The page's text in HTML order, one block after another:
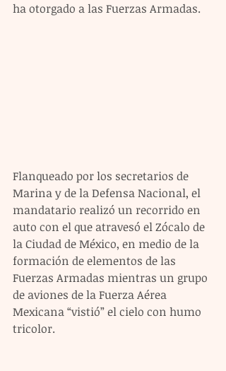
ha otorgado a las Fuerzas Armadas.
Flanqueado por los secretarios de
Marina y de la Defensa Nacional, el
mandatario realizó un recorrido en
auto con el que atravesó el Zócalo de
la Ciudad de México, en medio de la
formación de elementos de las
Fuerzas Armadas mientras un grupo
de aviones de la Fuerza Aérea
Mexicana “vistió” el cielo con humo
tricolor.